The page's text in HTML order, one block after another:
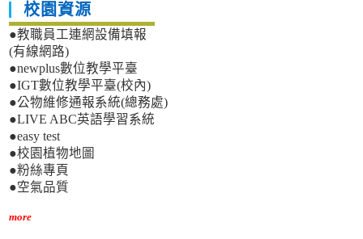
校園資源
●教職員工連網設備填報
(有線網路)
●newplus數位教學平臺
●IGT數位教學平臺(校內)
●公物維修通報系統(總務處)
●LIVE ABC英語學習系統
●easy test
●校園植物地圖
●粉絲專頁
●空氣品質
more